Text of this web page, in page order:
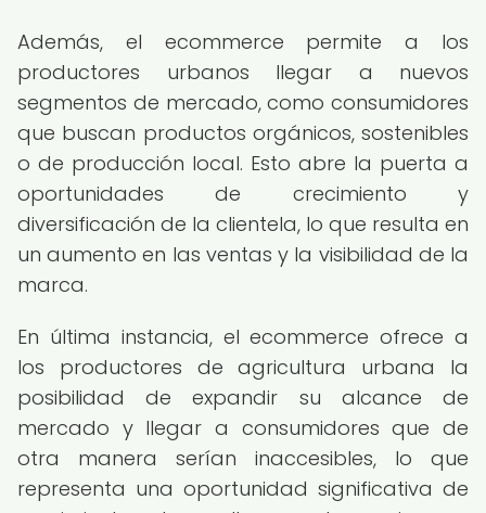
Además, el ecommerce permite a los
productores urbanos llegar a nuevos
segmentos de mercado, como consumidores
que buscan productos orgánicos, sostenibles
o de producción local. Esto abre la puerta a
oportunidades de crecimiento y
diversificación de la clientela, lo que resulta en
un aumento en las ventas y la visibilidad de la
marca.
En última instancia, el ecommerce ofrece a
los productores de agricultura urbana la
posibilidad de expandir su alcance de
mercado y llegar a consumidores que de
otra manera serían inaccesibles, lo que
representa una oportunidad significativa de